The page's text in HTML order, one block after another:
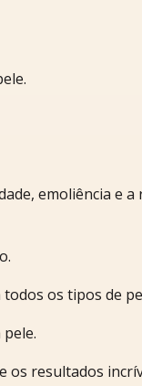
emoliência e a
os tipos de
os resultados